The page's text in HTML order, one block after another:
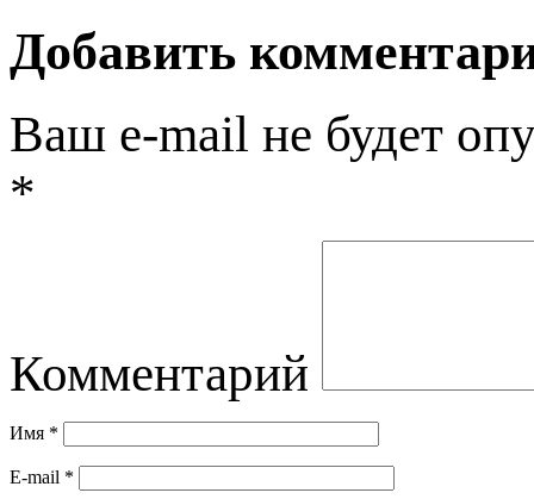
Добавить
Ваш e-mail не будет
*
Комментарий
Имя *
E-mail *